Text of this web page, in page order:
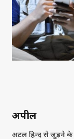
अपील
अटल हिन्द से जुड़ने के